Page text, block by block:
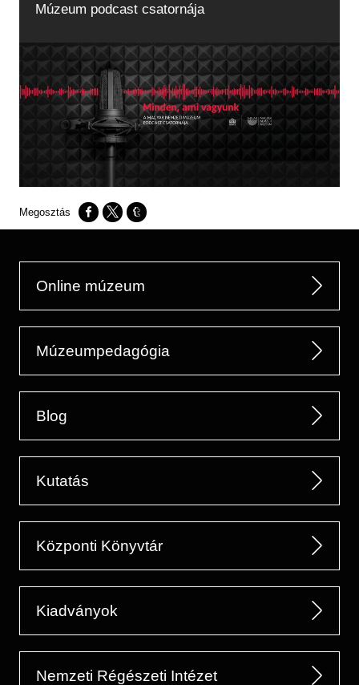
Múzeum podcast csatornája
Opens in a new window
Opens in a new window
Opens in a new window
Online múzeum
Múzeumpedagógia
Blog
Kutatás
Központi Könyvtár
Kiadványok
Nemzeti Régészeti Intézet